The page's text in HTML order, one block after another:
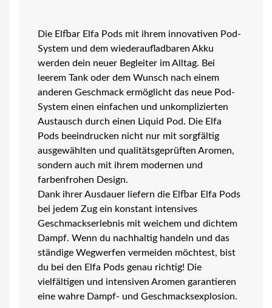
Die Elfbar Elfa Pods mit ihrem innovativen Pod-
System und dem wiederaufladbaren Akku
werden dein neuer Begleiter im Alltag. Bei
leerem Tank oder dem Wunsch nach einem
anderen Geschmack ermöglicht das neue Pod-
System einen einfachen und unkomplizierten
Austausch durch einen Liquid Pod. Die Elfa
Pods beeindrucken nicht nur mit sorgfältig
ausgewählten und qualitätsgeprüften Aromen,
sondern auch mit ihrem modernen und
farbenfrohen Design.
Dank ihrer Ausdauer liefern die Elfbar Elfa Pods
bei jedem Zug ein konstant intensives
Geschmackserlebnis mit weichem und dichtem
Dampf. Wenn du nachhaltig handeln und das
ständige Wegwerfen vermeiden möchtest, bist
du bei den Elfa Pods genau richtig! Die
vielfältigen und intensiven Aromen garantieren
eine wahre Dampf- und Geschmacksexplosion.